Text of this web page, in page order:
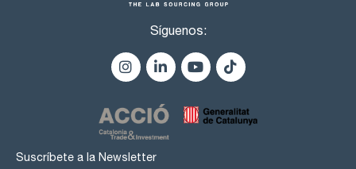
Síguenos:
Suscríbete a la Newsletter